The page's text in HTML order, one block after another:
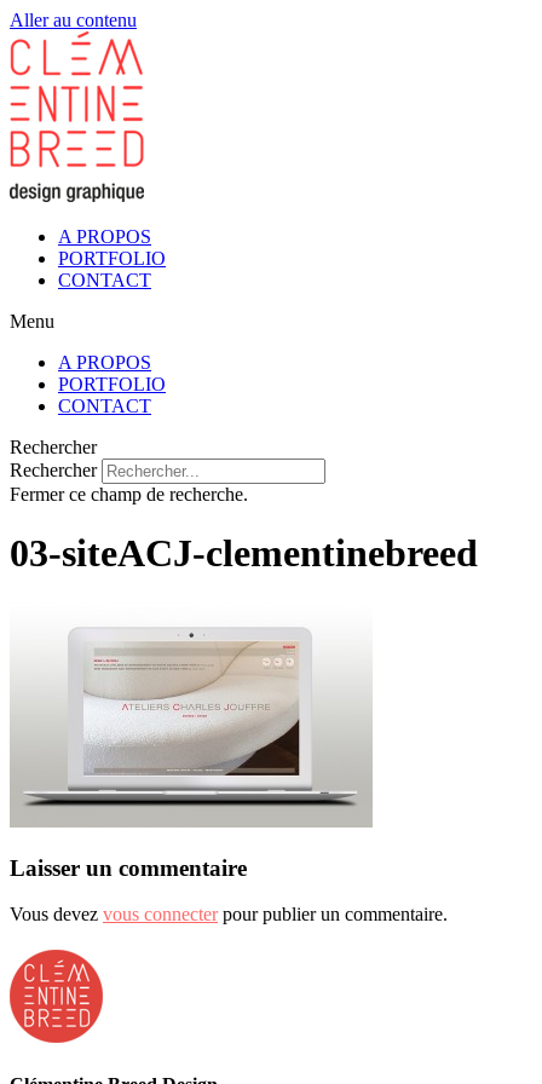
Aller au contenu
A PROPOS
PORTFOLIO
CONTACT
Menu
A PROPOS
PORTFOLIO
CONTACT
Rechercher
Rechercher
Fermer ce champ de recherche.
03-siteACJ-clementinebreed
Laisser un commentaire
Vous devez vous connecterpour publier un commentaire.